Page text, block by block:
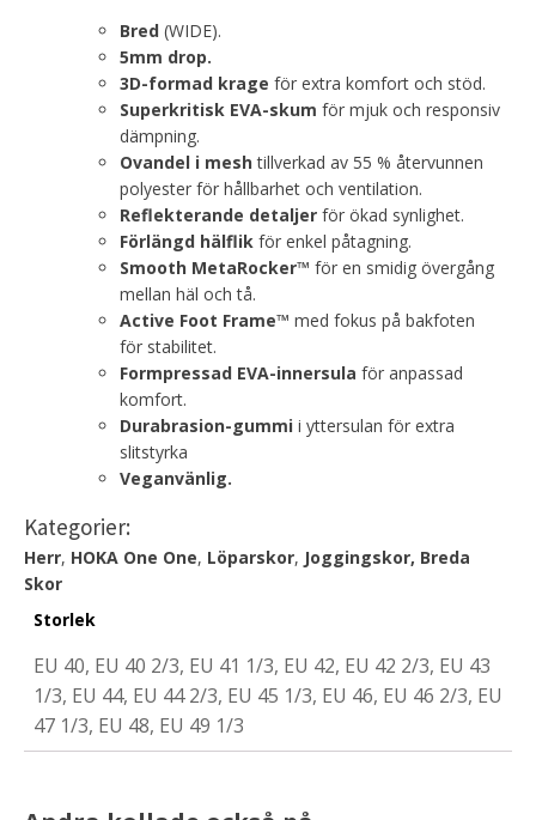
Bred (WIDE).
5mm drop.
3D-formad krage för extra komfort och stöd.
Superkritisk EVA-skum för mjuk och responsiv
dämpning.
Ovandel i meshtillverkad av 55 % återvunnen
polyester för hållbarhet och ventilation.
Reflekterande detaljer för ökad synlighet.
Förlängd hälflik för enkel påtagning.
Smooth MetaRocker™ för en smidig övergång
mellan häl och tå.
Active Foot Frame™ med fokus på bakfoten
för stabilitet.
Formpressad EVA-innersula för anpassad
komfort.
Durabrasion-gummi i yttersulan för extra
slitstyrka
Veganvänlig.
Kategorier:
Herr, HOKA One One, Löparskor, Joggingskor, Breda
Skor
Storlek
EU 40, EU 40 2/3, EU 41 1/3, EU 42, EU 42 2/3, EU 43
1/3, EU 44, EU 44 2/3, EU 45 1/3, EU 46, EU 46 2/3, EU
47 1/3, EU 48, EU 49 1/3